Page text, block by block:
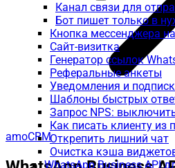
Канал связи для
Бот пишет только в
Кнопка мессенджера
Сайт-визитка
Генератор ссылок
Реферальные анкеты
Уведомления и
Шаблоны быстрых
Запрос NPS:
Как писать клиенту из
Открепить лишний чат
Очистка кэша
WhatsApp Business API
amoCRM